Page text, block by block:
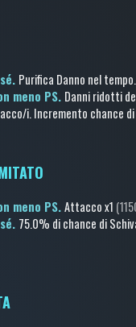
Purifica Danno nel tempo.
meno PS. Danni ridotti
i.Incremento chance
meno PS.Attaccox1
75.0% di chance di